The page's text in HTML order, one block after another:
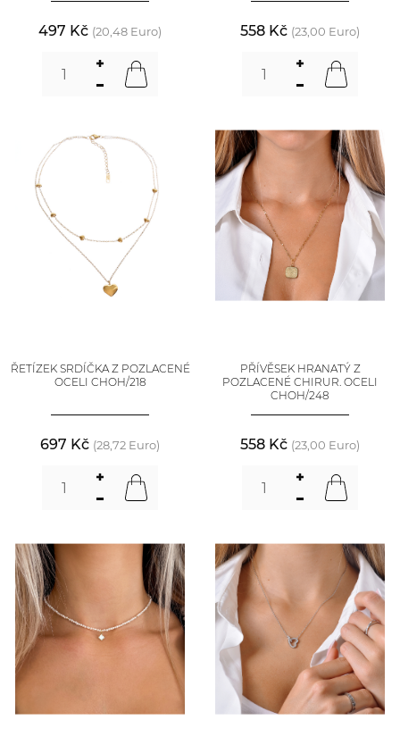
497 Kč (20,48 Euro) 558 Kč (23,00 Euro)
ŘETÍZEK SRDÍČKA Z POZLACENÉ
OCELI CHOH/218
697 Kč (28,72 Euro)
PŘÍVĚSEK HRANATÝ Z
POZLACENÉ CHIRUR. OCELI
CHOH/248
558 Kč (23,00 Euro)